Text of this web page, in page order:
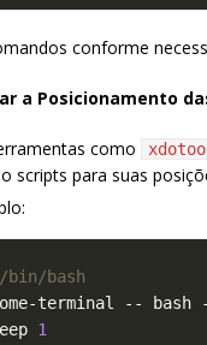
conforme
a Posicionamento
como
scripts para suas
terminal -- bash
1